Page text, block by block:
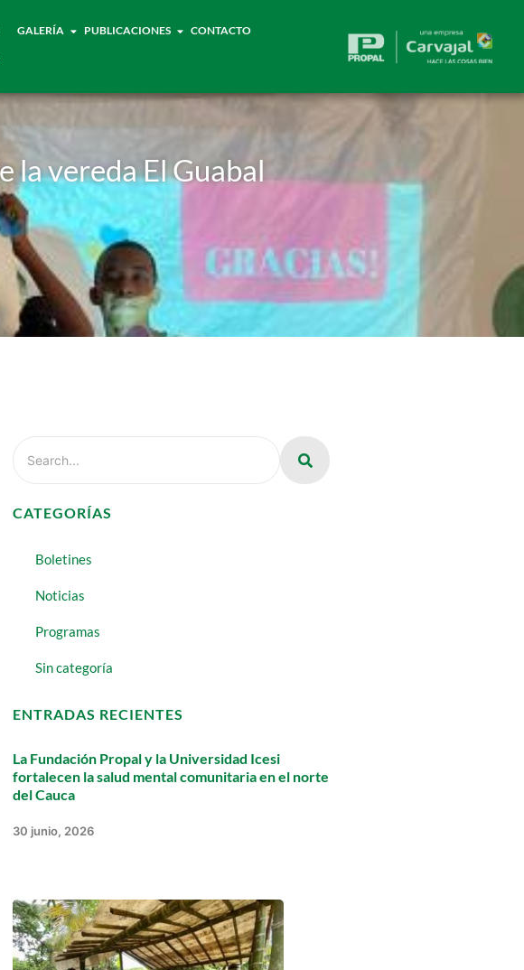
GALERÍA PUBLICACIONES CONTACTO
la vereda El Guabal
CATEGORÍAS
Boletines
Noticias
Programas
Sin categoría
ENTRADAS RECIENTES
La Fundación Propal y la Universidad Icesi
fortalecen la salud mental comunitaria en el norte
del Cauca
30 junio, 2026